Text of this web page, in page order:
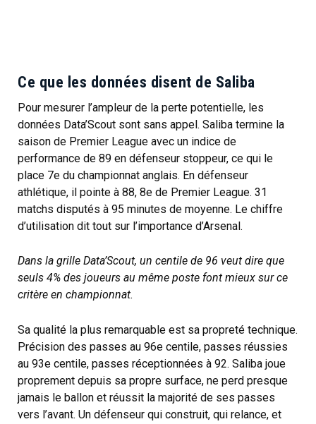
Ce que les données disent de Saliba
Pour mesurer l’ampleur de la perte potentielle, les
données Data’Scout sont sans appel. Saliba termine la
saison de Premier League avec un indice de
performance de 89 en défenseur stoppeur, ce qui le
place 7e du championnat anglais. En défenseur
athlétique, il pointe à 88, 8e de Premier League. 31
matchs disputés à 95 minutes de moyenne. Le chiffre
d’utilisation dit tout sur l’importance d’Arsenal.
Dans la grille Data’Scout, un centile de 96 veut dire que
seuls 4% des joueurs au même poste font mieux sur ce
critère en championnat.
Sa qualité la plus remarquable est sa propreté technique.
Précision des passes au 96e centile, passes réussies
au 93e centile, passes réceptionnées à 92. Saliba joue
proprement depuis sa propre surface, ne perd presque
jamais le ballon et réussit la majorité de ses passes
vers l’avant. Un défenseur qui construit, qui relance, et